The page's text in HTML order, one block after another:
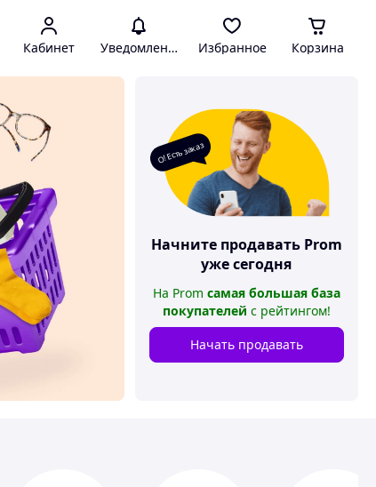
Кабинет Уведомления Избранное Корзина
О! Есть заказ
Начните продавать Prom
уже сегодня
На Prom самая большая база
покупателей с рейтингом!
Начать продавать